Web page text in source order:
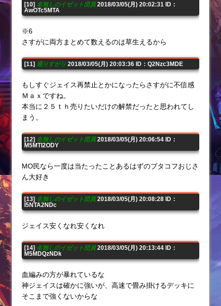
[10] 名無しのイゼット団員2018/03/05(月) 20:02:31 ID：
AwOTc5MTA
※6
さすがに両方まとめて数えるのは草生えるから
[11] 通りすがり 2018/03/05(月) 20:03:36 ID：Q2Nzc3MDE
もしすぐジェイス再禁止とかになったらさすがに不信感
Ｍａｘですね。
本当に２５ｔｈ売りたいだけの解禁だったと思われてし
まう。
[12] 名無しのイゼット団員2018/03/05(月) 20:06:54 ID：
M5MTI2ODY
MO民なら一度は当たったことあるはずのブタコフおじさ
ん大好き
[13] 名無しのイゼット団員2018/03/05(月) 20:08:28 ID：
I5NTA2NDc
ジェイス安くなれ安くなれ
[14] 名無しのイゼット団員2018/03/05(月) 20:13:44 ID：
M5MDQzNDk
血編みの方が暴れているな
神ジェイスは確かに強いが、高速で畳み掛けるデッキに
そこまで強くないからな